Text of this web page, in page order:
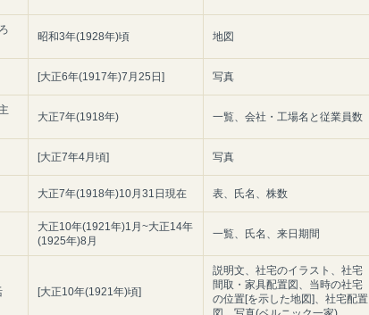
昭和3年(1928年)頃 地図
[大正6年(1917年)7月25日] 写真
大正7年(1918年) 一覧、会社・工場名と従業員数
[大正7年4月頃] 写真
大正7年(1918年)10月31日現在 表、氏名、株数
大正10年(1921年)1月~大正14年
(1925年)8月
一覧、氏名、来日期間
[大正10年(1921年)頃]
説明文、社宅のイラスト、社宅
間取・家具配置図、当時の社宅
の位置[を示した地図]、社宅配置